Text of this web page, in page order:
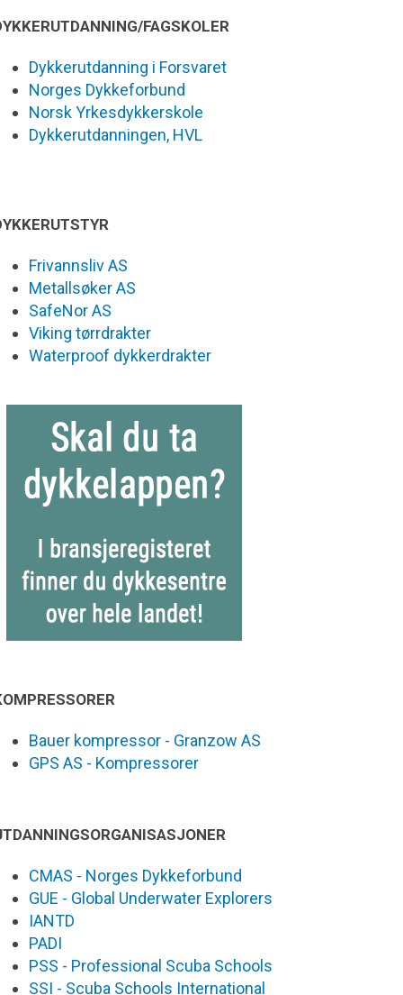
FAGSKOLER
Dykkerutdanning i Forsvaret
Norges Dykkeforbund
Norsk Yrkesdykkerskole
Dykkerutdanningen, HVL
Frivannsliv AS
Metallsøker AS
SafeNor AS
Viking tørrdrakter
Waterproof dykkerdrakter
Bauer kompressor - Granzow AS
GPS AS - Kompressorer
CMAS - Norges Dykkeforbund
GUE - Global Underwater Explorers
IANTD
PADI
PSS - Professional Scuba Schools
SSI - Scuba Schools International